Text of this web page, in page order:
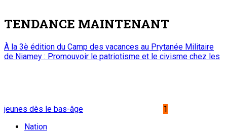
TENDANCE MAINTENANT
À la 3è édition du Camp des vacances au Prytanée Militaire
de Niamey : Promouvoir le patriotisme et le civisme chez les
jeunes dès le bas-âge
1
Nation